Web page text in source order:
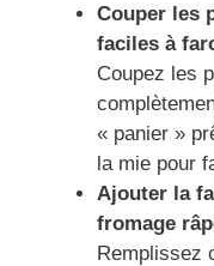
Couper les
faciles à
Coupez les
« panier »
la mie pour
Ajouter la
fromage
Remplissez